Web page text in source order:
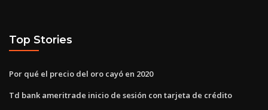
Top Stories
Por qué el precio del oro cayó en 2020
Td bank ameritrade inicio de sesión con tarjeta de crédito